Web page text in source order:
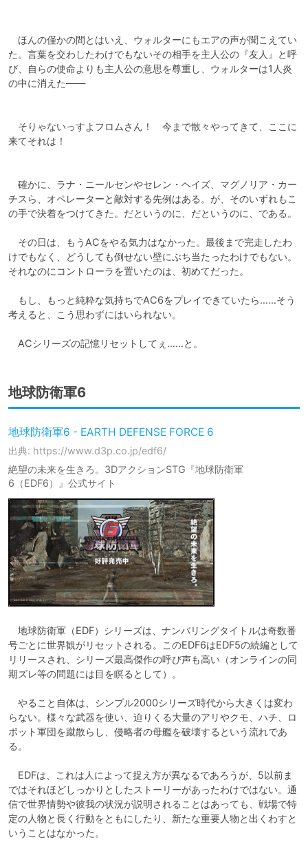
ほんの僅かの間とはいえ、ウォルターにもエアの声が聞こえてい
た。言葉を交わしたわけでもないその相手を主人公の『友人』と呼
び、自らの使命よりも主人公の意思を尊重し、ウォルターは1人炎
の中に消えた――
そりゃないっすよフロムさん！　今まで散々やってきて、ここに
来てそれは！
確かに、ラナ・ニールセンやセレン・ヘイズ、マグノリア・カー
チスら、オペレーターと敵対する先例はある。が、そのいずれもこ
の手で決着をつけてきた。だというのに、だというのに、である。
その日は、もうACをやる気力はなかった。最後まで完走したわ
けでもなく、どうしても倒せない壁にぶち当たったわけでもない。
それなのにコントローラを置いたのは、初めてだった。
もし、もっと純粋な気持ちでAC6をプレイできていたら……そう
考えると、こう思わずにはいられない。
ACシリーズの記憶リセットしてぇ……と。
地球防衛軍6
地球防衛軍6 - EARTH DEFENSE FORCE 6
出典: https://www.d3p.co.jp/edf6/
絶望の未来を生きろ。3DアクションSTG『地球防衛軍
6（EDF6）』公式サイト
地球防衛軍（EDF）シリーズは、ナンバリングタイトルは奇数番
号ごとに世界観がリセットされる。このEDF6はEDF5の続編として
リリースされ、シリーズ最高傑作の呼び声も高い（オンラインの同
期ズレ等の問題には目を瞑るとして）。
やること自体は、シンプル2000シリーズ時代から大きくは変わ
らない。様々な武器を使い、迫りくる大量のアリやクモ、ハチ、ロ
ボット軍団を蹴散らし、侵略者の母艦を破壊するという流れであ
る。
EDFは、これは人によって捉え方が異なるであろうが、5以前ま
ではそれほどしっかりとしたストーリーがあったわけではない。通
信で世界情勢や彼我の状況が説明されることはあっても、戦場で特
定の人物と長く行動をともにしたり、新たな重要人物と出くわすと
いうことはなかった。